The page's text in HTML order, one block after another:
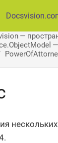
—
нескольких